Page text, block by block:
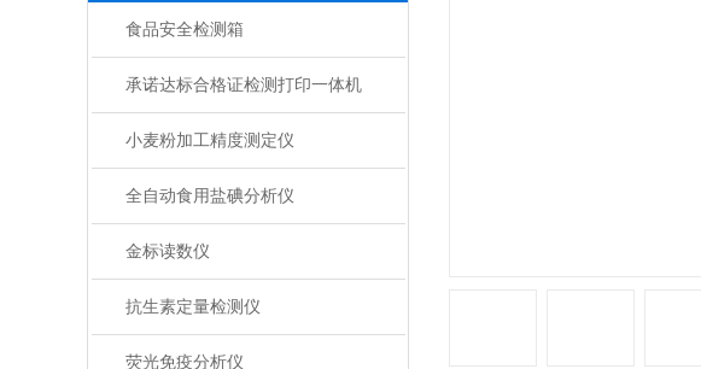
食品安全检测箱
承诺达标合格证检测打印一体机
小麦粉加工精度测定仪
全自动食用盐碘分析仪
金标读数仪
抗生素定量检测仪
荧光免疫分析仪